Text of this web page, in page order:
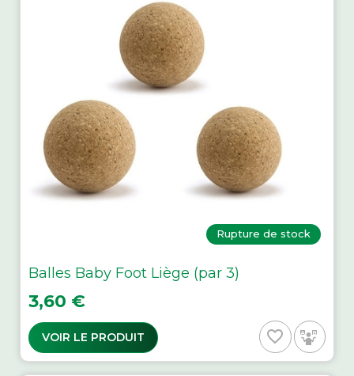
Rupture de stock
Balles Baby Foot Liège (par 3)
Prix
3,60 €
VOIR LE PRODUIT favorite_border